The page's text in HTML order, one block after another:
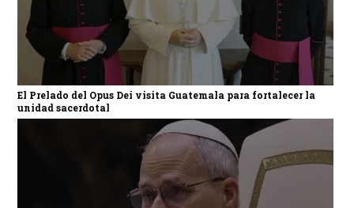
El Prelado del Opus Dei visita Guatemala para fortalecer la
unidad sacerdotal